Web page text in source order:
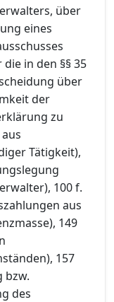
über
eines
in den §§ 35
über
der
zu
Tätigkeit),
100 f.
aus
149
157
bzw.
des